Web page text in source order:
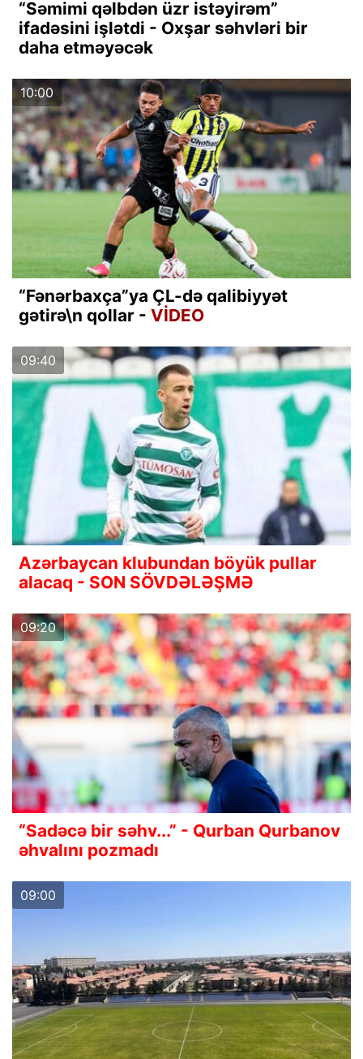
“Səmimi qəlbdən üzr istəyirəm”
ifadəsini işlətdi - Oxşar səhvləri bir
daha etməyəcək
10:00
“Fənərbaxça”ya ÇL-də qalibiyyət
gətirə\n qollar - VİDEO
09:40
Azərbaycan klubundan böyük pullar
alacaq - SON SÖVDƏLƏŞMƏ
09:20
“Sadəcə bir səhv...” - Qurban Qurbanov
əhvalını pozmadı
09:00